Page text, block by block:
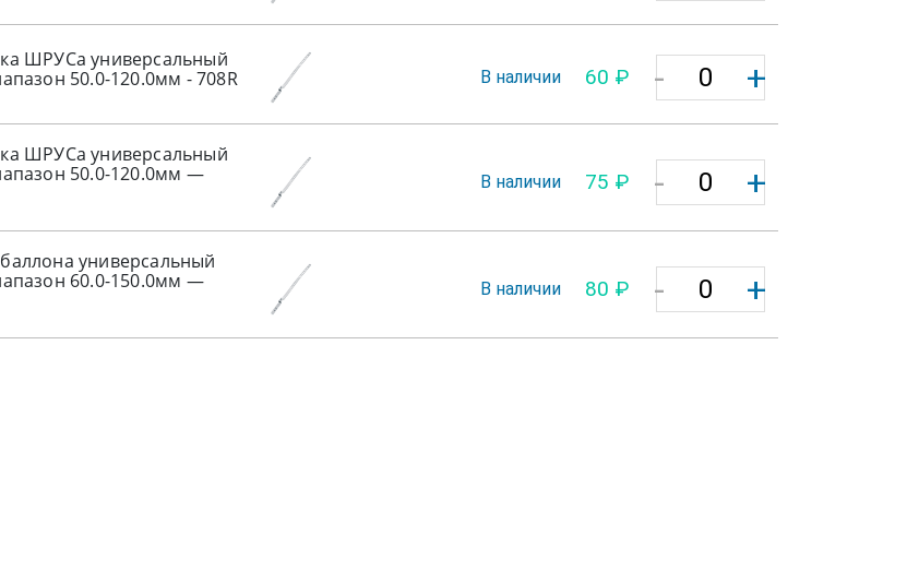
ШРУСа универсальный
50.0-120.0мм - 708R
В наличии 60 ₽ - +
ШРУСа универсальный
50.0-120.0мм —
В наличии 75 ₽ - +
универсальный
60.0-150.0мм —
В наличии 80 ₽ - +